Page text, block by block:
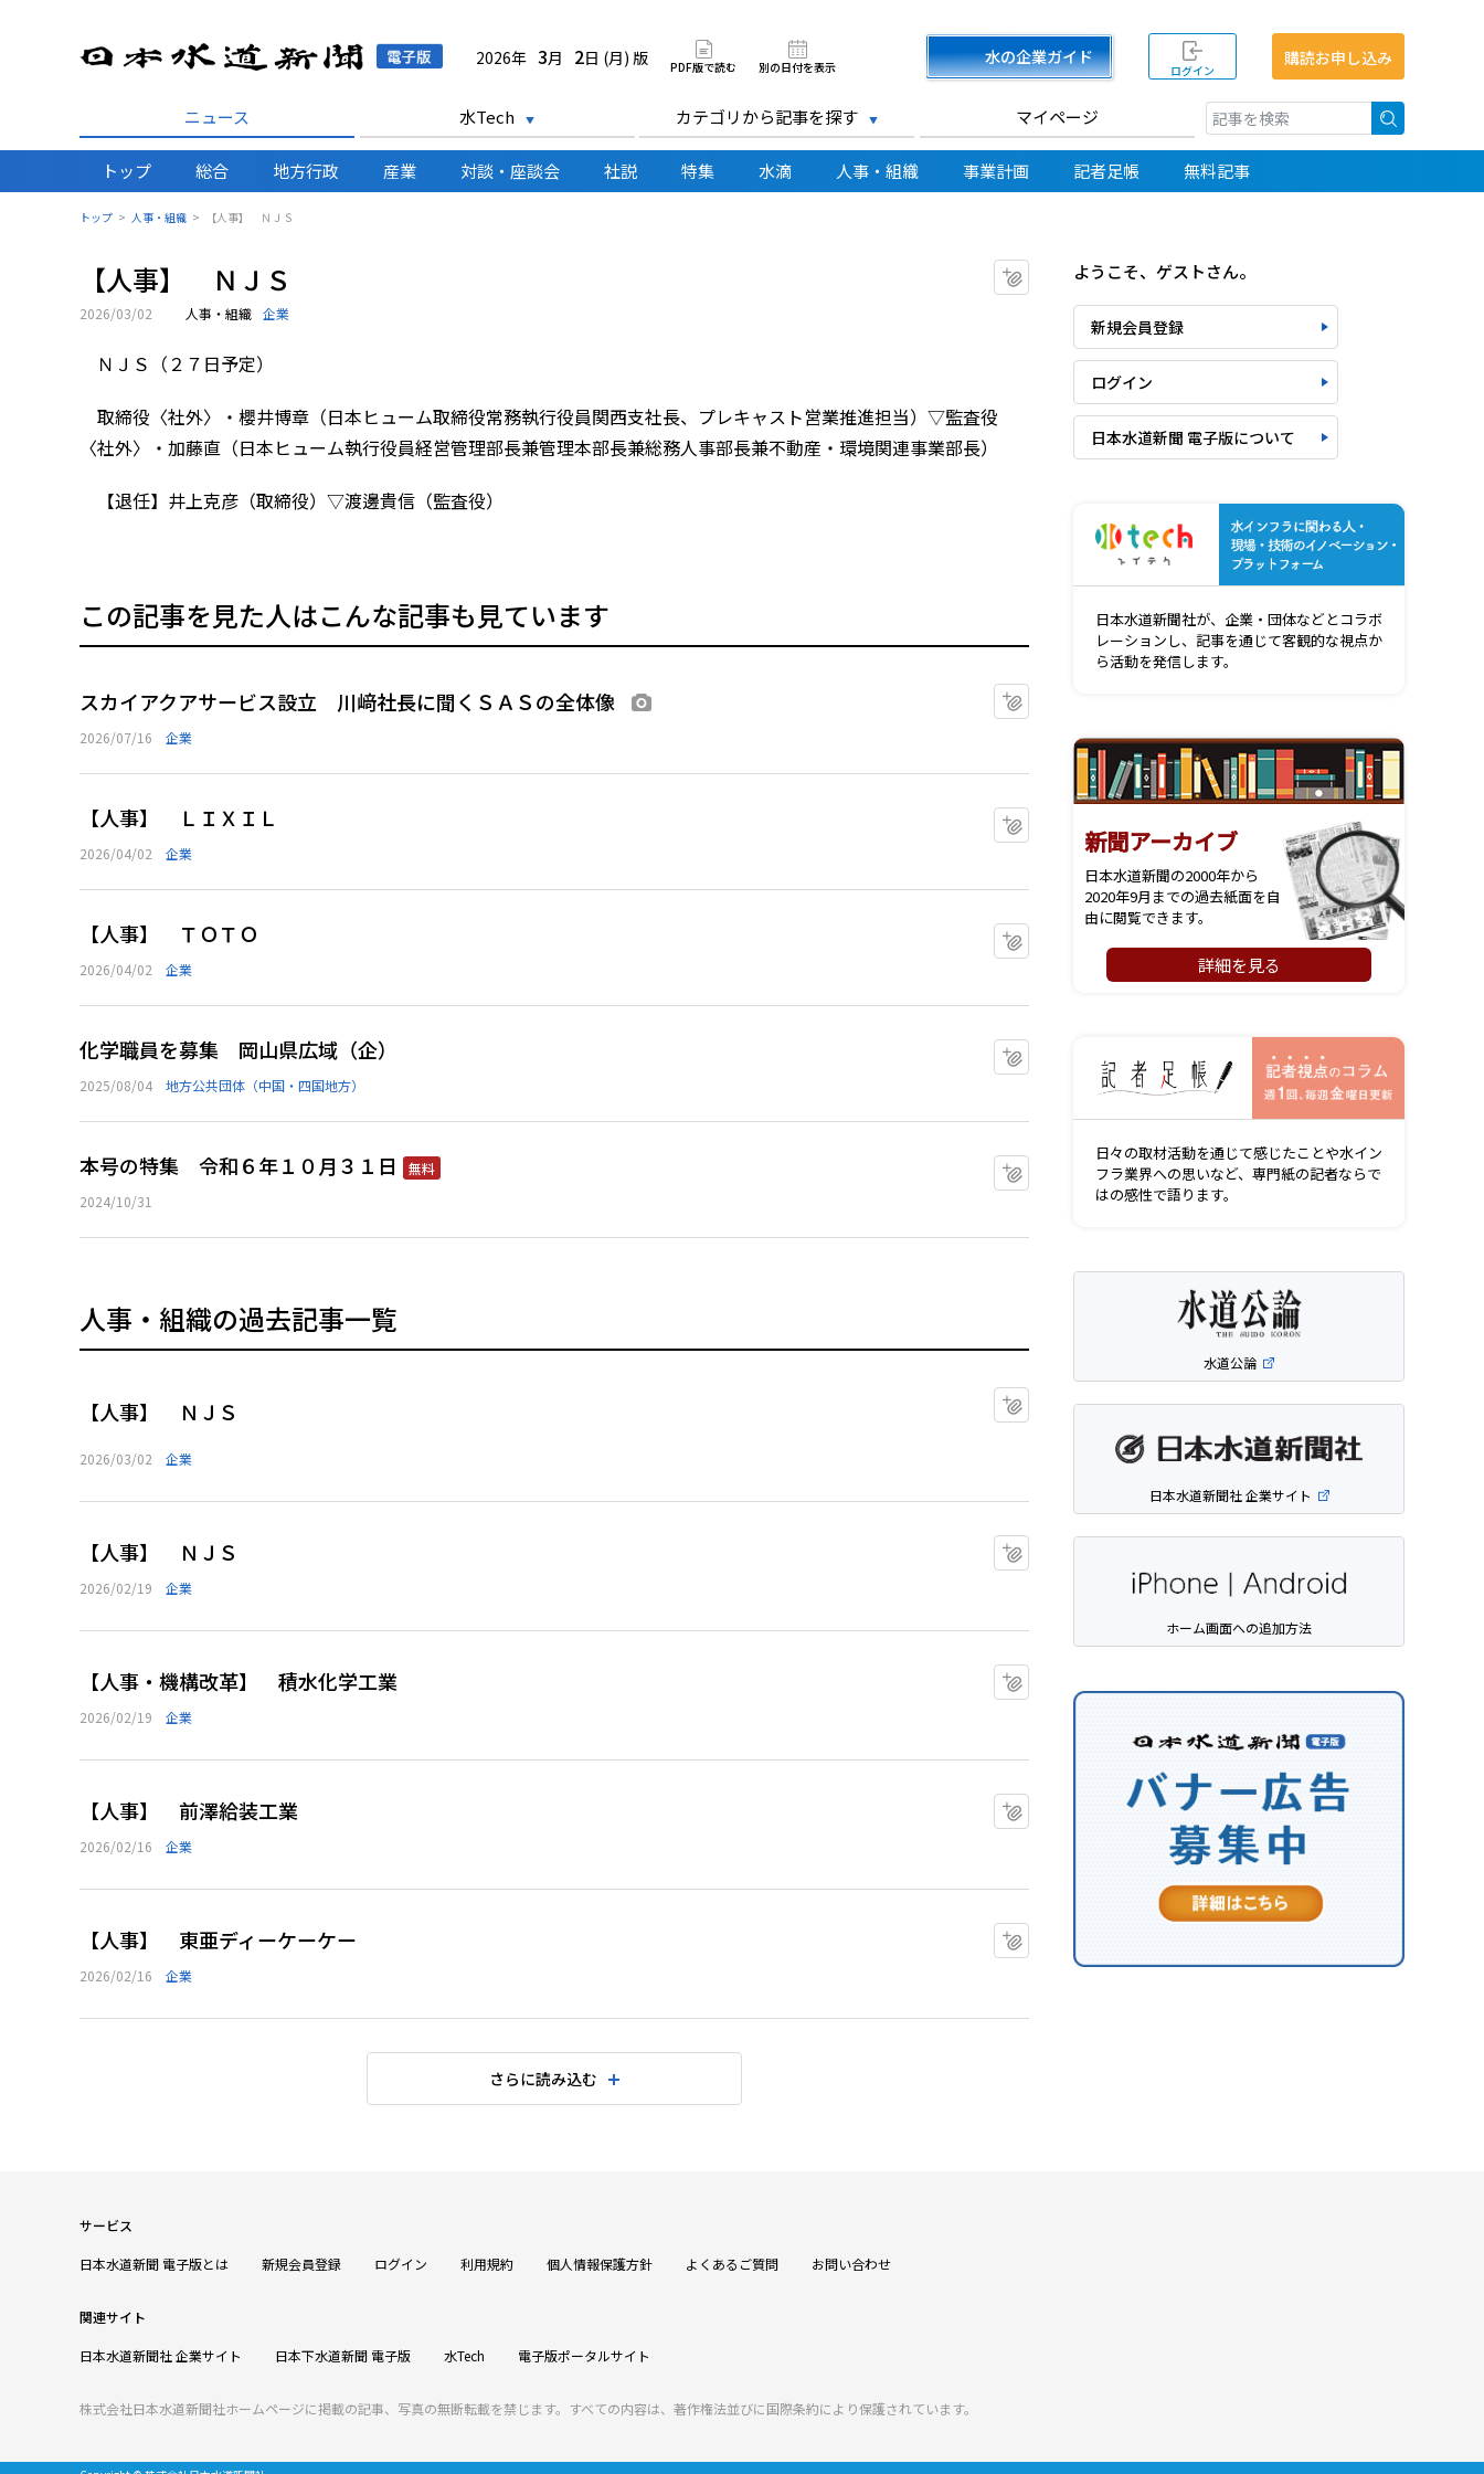
日本水道新聞 電子版
2026年 3月 2日 (月) 版 PDF版で読む 別の日付を表示 水の企業ガイド
ログイン
購読お申し込み
ニュース 水Tech カテゴリから記事を探す マイページ
トップ 総合 地方行政 産業 対談・座談会 社説 特集 水滴 人事・組織 事業計画 記者足帳 無料記事
トップ 人事・組織 【人事】 ＮＪＳ
【人事】 ＮＪＳ マイクリップに追加
2026/03/02 人事・組織 企業
ＮＪＳ（２７日予定）
取締役〈社外〉・櫻井博章（日本ヒューム取締役常務執行役員関西支社長、プレキャスト営業推進担当）▽監査役
〈社外〉・加藤直（日本ヒューム執行役員経営管理部長兼管理本部長兼総務人事部長兼不動産・環境関連事業部長）
【退任】井上克彦（取締役）▽渡邊貴信（監査役）
この記事を見た人はこんな記事も見ています
スカイアクアサービス設立 川﨑社長に聞くＳＡＳの全体像
2026/07/16 企業
【人事】 ＬＩＸＩＬ
2026/04/02 企業
【人事】 ＴＯＴＯ
2026/04/02 企業
化学職員を募集 岡山県広域（企）
2025/08/04 地方公共団体（中国・四国地方）
本号の特集 令和６年１０月３１日
無料
2024/10/31
マイクリップに追加
人事・組織の過去記事一覧
【人事】 ＮＪＳ
2026/03/02 企業
【人事】 ＮＪＳ
2026/02/19 企業
【人事・機構改革】 積水化学工業
2026/02/19 企業
【人事】 前澤給装工業
2026/02/16 企業
マイクリップに追加
【人事】 東亜ディーケーケー
2026/02/16 企業
さらに読み込む
ようこそ、ゲストさん。
新規会員登録
ログイン
日本水道新聞 電子版について
日本水道新聞社が、企業・団体などとコラボ
レーションし、記事を通じて客観的な視点か
ら活動を発信します。
新聞アーカイブ
日本水道新聞の2000年から
2020年9月までの過去紙面を自
由に閲覧できます。
詳細を見る
日々の取材活動を通じて感じたことや水イン
フラ業界への思いなど、専門紙の記者ならで
はの感性で語ります。
水道公論
日本水道新聞社 企業サイト
ホーム画面への追加方法
サービス
日本水道新聞 電子版とは 新規会員登録 ログイン 利用規約 個人情報保護方針 よくあるご質問 お問い合わせ
関連サイト
日本水道新聞社 企業サイト 日本下水道新聞 電子版 水Tech 電子版ポータルサイト
株式会社日本水道新聞社ホームページに掲載の記事、写真の無断転載を禁じます。すべての内容は、著作権法並びに国際条約により保護されています。